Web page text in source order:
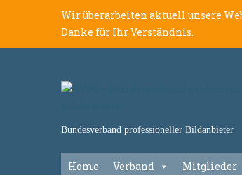
Wir überarbeiten aktuell unsere
Danke für Ihr Verständnis.
Bundesverband professioneller Bildanbieter
Home Verband Mitglieder